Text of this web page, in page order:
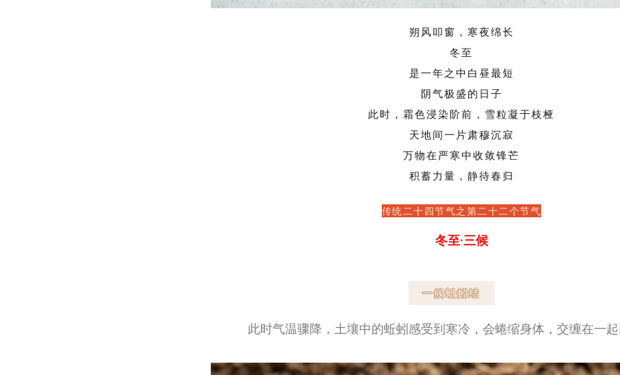
朔风叩窗，寒夜绵长
冬至
是一年之中白昼最短
阴气极盛的日子
此时，霜色浸染阶前，雪粒凝于枝桠
天地间一片肃穆沉寂
万物在严寒中收敛锋芒
积蓄力量，静待春归
传统二十四节气之第二十二个节气
冬至·三候
一候蚯蚓结
此时气温骤降，土壤中的蚯蚓感受到寒冷，会蜷缩身体，交缠在一